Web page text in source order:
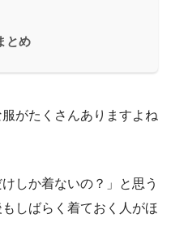
とめ
がたくさんありますよね
しか着ないの？」と思う
しばらく着ておく人がほ